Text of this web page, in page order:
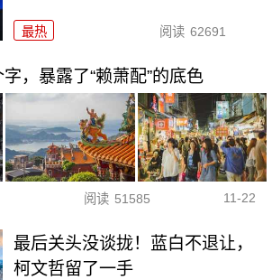
最热 阅读 62691
，暴露了“赖萧配”的底色
阅读 51585 11-22
最后关头没谈拢！蓝白不退让，
柯文哲留了一手